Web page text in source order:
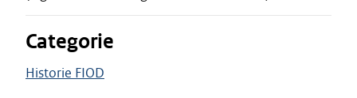
Categorie
Historie FIOD